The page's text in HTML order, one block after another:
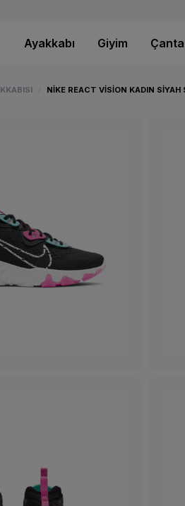
Ayakkabı Giyim Çanta
NIKE REACT VISION KADIN